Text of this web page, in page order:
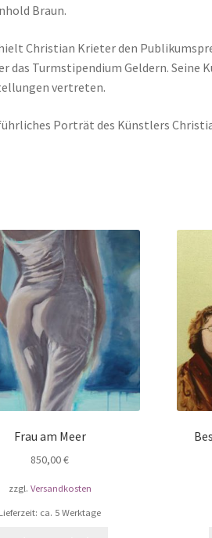
Braun.
Christian Krieter den
das Turmstipendium Geldern. Seine
vertreten.
Porträt des Künstlers
Frau am Meer
850,00€
zzgl. Versandkosten
Lieferzeit: ca. 5 Werktage